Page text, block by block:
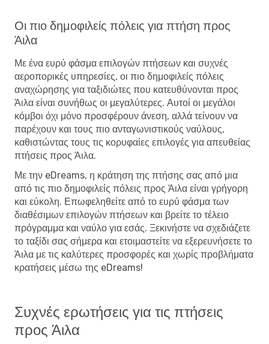
Οι πιο δημοφιλείς πόλεις για πτήση προς
Άιλα
Με ένα ευρύ φάσμα επιλογών πτήσεων και συχνές
αεροπορικές υπηρεσίες, οι πιο δημοφιλείς πόλεις
αναχώρησης για ταξιδιώτες που κατευθύνονται προς
Άιλα είναι συνήθως οι μεγαλύτερες. Αυτοί οι μεγάλοι
κόμβοι όχι μόνο προσφέρουν άνεση, αλλά τείνουν να
παρέχουν και τους πιο ανταγωνιστικούς ναύλους,
καθιστώντας τους τις κορυφαίες επιλογές για απευθείας
πτήσεις προς Άιλα.
Με την eDreams, η κράτηση της πτήσης σας από μια
από τις πιο δημοφιλείς πόλεις προς Άιλα είναι γρήγορη
και εύκολη. Επωφεληθείτε από το ευρύ φάσμα των
διαθέσιμων επιλογών πτήσεων και βρείτε το τέλειο
πρόγραμμα και ναύλο για εσάς. Ξεκινήστε να σχεδιάζετε
το ταξίδι σας σήμερα και ετοιμαστείτε να εξερευνήσετε το
Άιλα με τις καλύτερες προσφορές και χωρίς προβλήματα
κρατήσεις μέσω της eDreams!
Συχνές ερωτήσεις για τις πτήσεις
προς Άιλα